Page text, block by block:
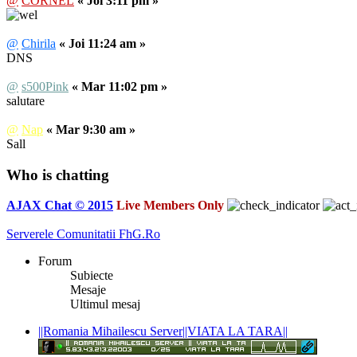
@ Chirila « Joi 11:24 am »
DNS
@ s500Pink « Mar 11:02 pm »
salutare
@ Nap « Mar 9:30 am »
Sall
Who is chatting
AJAX Chat © 2015 Live Members Only
Serverele Comunitatii FhG.Ro
Forum
Subiecte
Mesaje
Ultimul mesaj
||Romania Mihailescu Server||VIATA LA TARA||